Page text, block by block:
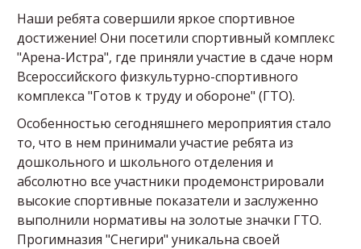
Наши ребята совершили яркое спортивное
достижение! Они посетили спортивный комплекс
"Арена-Истра", где приняли участие в сдаче норм
Всероссийского физкультурно-спортивного
комплекса "Готов к труду и обороне" (ГТО).
Особенностью сегодняшнего мероприятия стало
то, что в нем принимали участие ребята из
дошкольного и школьного отделения и
абсолютно все участники продемонстрировали
высокие спортивные показатели и заслуженно
выполнили нормативы на золотые значки ГТО.
Прогимназия "Снегири" уникальна своей